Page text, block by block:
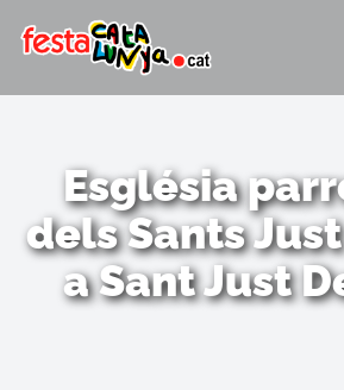
Església
dels Sants
a Sant Just